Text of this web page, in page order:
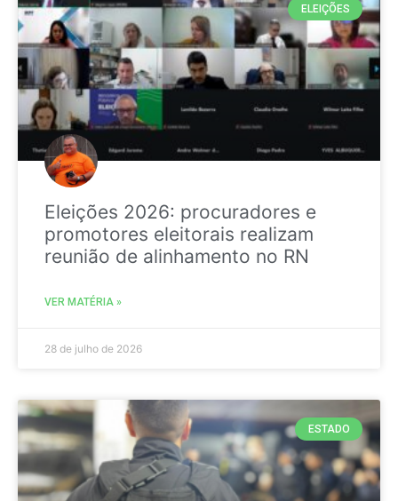
ELEIÇÕES
Eleições 2026: procuradores e
promotores eleitorais realizam
reunião de alinhamento no RN
VER MATÉRIA »
28 de julho de 2026
ESTADO